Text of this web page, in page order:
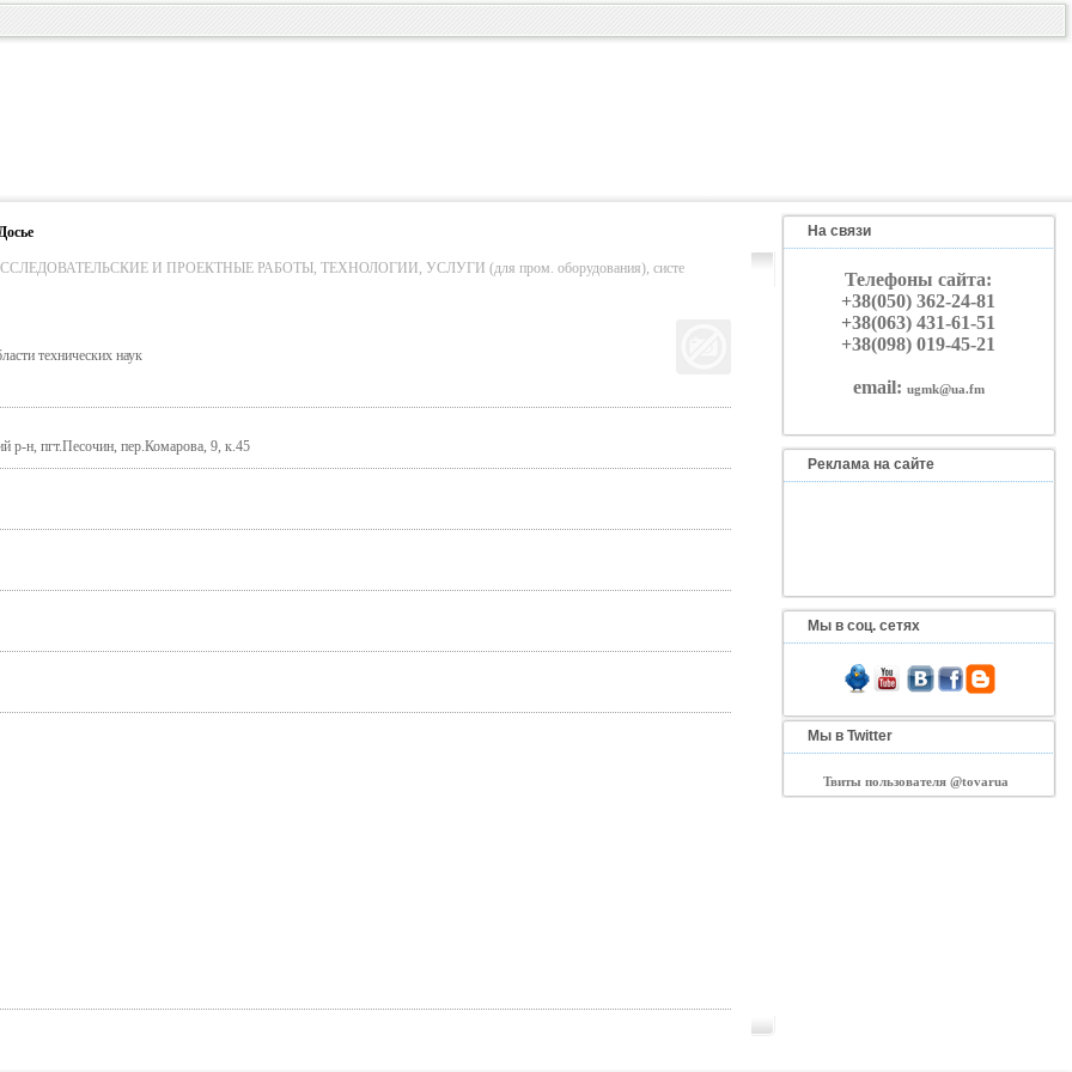
И ПРОЕКТНЫЕ РАБОТЫ, ТЕХНОЛОГИИ, УСЛУГИ (для пром. оборудования), систе
технических наук
р-н, пгт.Песочин, пер.Комарова, 9, к.45
На связи
Телефоны сайта:
+38(050) 362-24-81
+38(063) 431-61-51
+38(098) 019-45-21
email: ugmk@ua.fm
Реклама на сайте
Мы в соц. сетях
Мы в Twitter
Твиты пользователя @tovarua